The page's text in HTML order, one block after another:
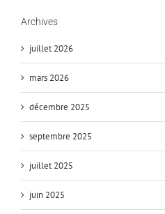
Archives
juillet 2026
mars 2026
décembre 2025
septembre 2025
juillet 2025
juin 2025